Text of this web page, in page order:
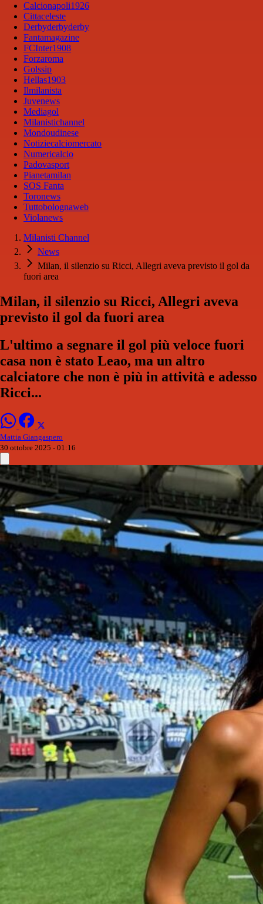
Calcionapoli1926
Cittaceleste
Derbyderbyderby
Fantamagazine
FCInter1908
Forzaroma
Golssip
Hellas1903
Ilmilanista
Juvenews
Mediagol
Milanistichannel
Mondoudinese
Notiziecalciomercato
Numericalcio
Padovasport
Pianetamilan
SOS Fanta
Toronews
Tuttobolognaweb
Violanews
Milanisti Channel
News
Milan, il silenzio su Ricci, Allegri aveva previsto il gol da
fuori area
Milan, il silenzio su Ricci, Allegri aveva
previsto il gol da fuori area
L'ultimo a segnare il gol più veloce fuori
casa non è stato Leao, ma un altro
calciatore che non è più in attività e adesso
Ricci...
Mattia Giangaspero
30 ottobre 2025 - 01:16